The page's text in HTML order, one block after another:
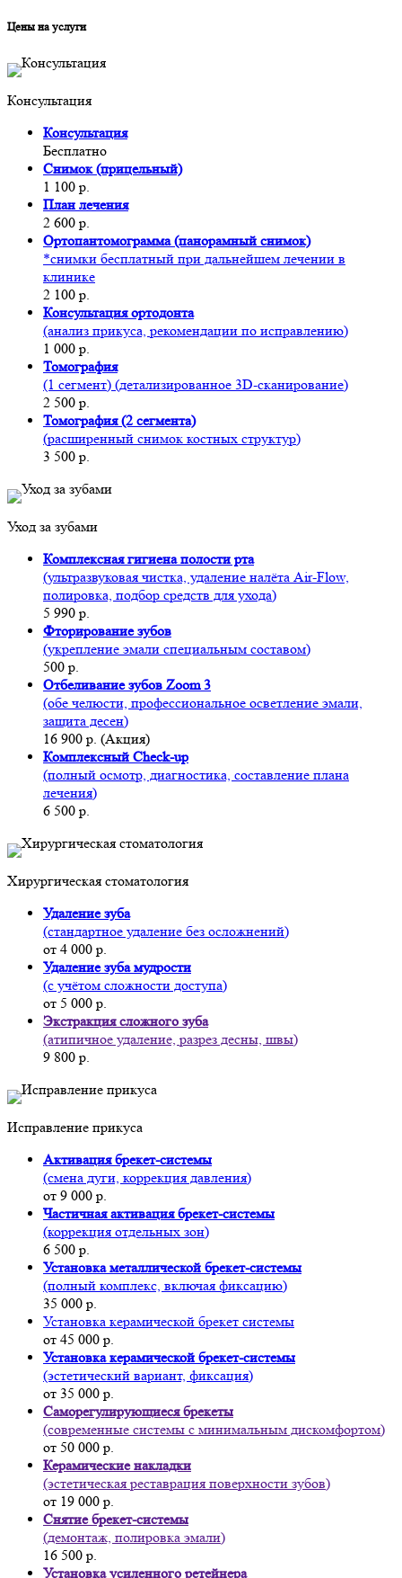
Цены на услуги
Консультация
Консультация
Бесплатно
Снимок (прицельный)
1 100 р.
План лечения
2 600 р.
Ортопантомограмма (панорамный снимок)
*снимки бесплатный при дальнейшем лечении в
клинике
2 100 р.
Консультация ортодонта
(анализ прикуса, рекомендации по исправлению)
1 000 р.
Томография
(1 сегмент) (детализированное 3D-сканирование)
2 500 р.
Томография (2 сегмента)
(расширенный снимок костных структур)
3 500 р.
Уход за зубами
Комплексная гигиена полости рта
(ультразвуковая чистка, удаление налёта Air-Flow,
полировка, подбор средств для ухода)
5 990 р.
Фторирование зубов
(укрепление эмали специальным составом)
500 р.
Отбеливание зубов Zoom 3
(обе челюсти, профессиональное осветление эмали,
защита десен)
16 900 р. (Акция)
Комплексный Check-up
(полный осмотр, диагностика, составление плана
лечения)
6 500 р.
Хирургическая стоматология
Удаление зуба
(стандартное удаление без осложнений)
от 4 000 р.
Удаление зуба мудрости
(с учётом сложности доступа)
от 5 000 р.
Экстракция сложного зуба
(атипичное удаление, разрез десны, швы)
9 800 р.
Исправление прикуса
Активация брекет-системы
(смена дуги, коррекция давления)
от 9 000 р.
Частичная активация брекет-системы
(коррекция отдельных зон)
6 500 р.
Установка металлической брекет-системы
(полный комплекс, включая фиксацию)
35 000 р.
Установка керамической брекет системы
от 45 000 р.
Установка керамической брекет-системы
(эстетический вариант, фиксация)
от 35 000 р.
Саморегулирующиеся брекеты
(современные системы с минимальным дискомфортом)
от 50 000 р.
Керамические накладки
(эстетическая реставрация поверхности зубов)
от 19 000 р.
Снятие брекет-системы
(демонтаж, полировка эмали)
16 500 р.
Установка усиленного ретейнера